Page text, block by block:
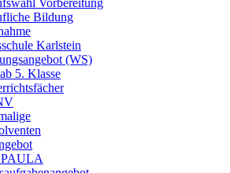
Vorbereitung
Bildung
Karlstein
(WS)
5. Klasse
PAULA